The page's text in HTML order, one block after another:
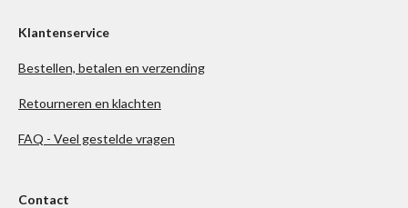
Klantenservice
Bestellen, betalen en verzending
Retourneren en klachten
FAQ - Veel gestelde vragen
Contact